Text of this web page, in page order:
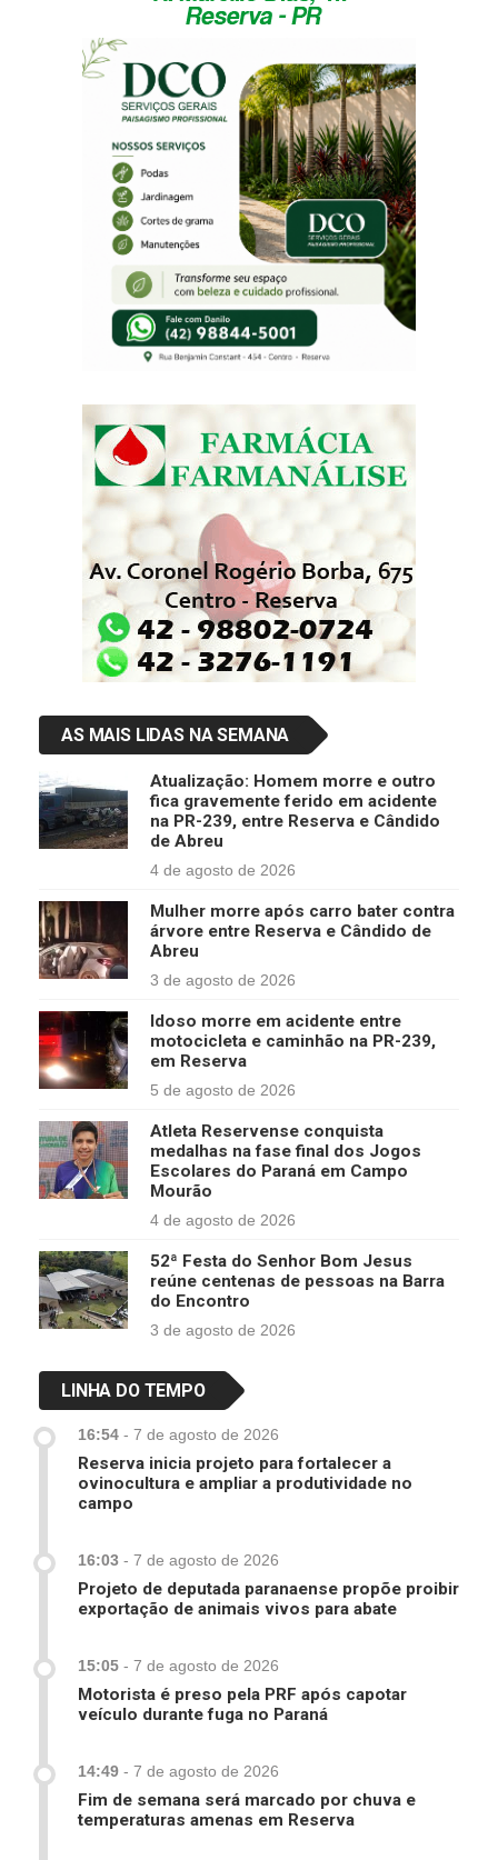
AS MAIS LIDAS NA SEMANA
Atualização: Homem morre e outro
fica gravemente ferido em acidente
na PR-239, entre Reserva e Cândido
de Abreu
4 de agosto de 2026
Mulher morre após carro bater contra
árvore entre Reserva e Cândido de
Abreu
3 de agosto de 2026
Idoso morre em acidente entre
motocicleta e caminhão na PR-239,
em Reserva
5 de agosto de 2026
Atleta Reservense conquista
medalhas na fase final dos Jogos
Escolares do Paraná em Campo
Mourão
4 de agosto de 2026
52ª Festa do Senhor Bom Jesus
reúne centenas de pessoas na Barra
do Encontro
3 de agosto de 2026
LINHA DO TEMPO
16:54 - 7 de agosto de 2026
Reserva inicia projeto para fortalecer a
ovinocultura e ampliar a produtividade no
campo
16:03 - 7 de agosto de 2026
Projeto de deputada paranaense propõe proibir
exportação de animais vivos para abate
15:05 - 7 de agosto de 2026
Motorista é preso pela PRF após capotar
veículo durante fuga no Paraná
14:49 - 7 de agosto de 2026
Fim de semana será marcado por chuva e
temperaturas amenas em Reserva